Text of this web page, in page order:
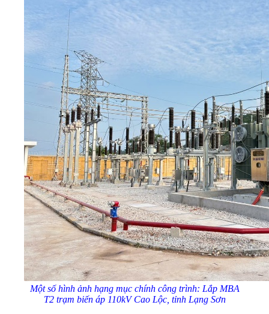
Một số hình ảnh hạng mục chính công trình: Lắp MBA
T2 trạm biến áp 110kVCao Lộc, tỉnh Lạng Sơn